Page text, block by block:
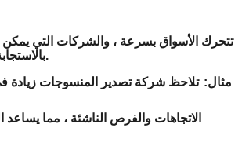
تتحرك الأسواق بسرعة ، والشركات التي يمكن
بالاستجابة بشكل استباقي للتغيرات في سلوك المشتري وأنشطة المنافسين وديناميات السوق.
مثال: تلاحظ شركة تصدير المنسوجات زيادة